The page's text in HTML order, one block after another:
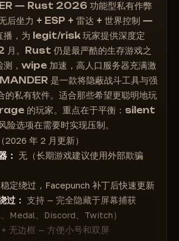
性化平滑调节（高值 = legit）
瞄准骨骼选择：
伤害，高风险）
与隐蔽平衡）
靠且 legit）
较低，区域更大）
风险）— 完全移除后坐力（易检测）
垂直后坐力调整
散布减少（按原始值百分比）
头顶显示昵称
标的距离（米）
手中武器名称
亮非活跃玩家
— 仅可见目标（legit 玩法基础）
藏于 OBS/直播/录制
达 — 激活小地图
达 — 仅玩家（无物品）
尺寸调整（X/Y）：
宽度
— 高度
险）— 爬墙
（风险）— 模拟管理员（非常危险 →
— 增加近战范围
Weapon — 禁用武器动画
— 调整相机位置
机 — 相机距离尺寸
缩放比例距离
风险）— 自由视角（与身体分离）
— 换弹完成时信号
— 移除弓延迟
— 保证射击（无哑火）
息 — 腰带上的物品
移除视觉图层（开关按键）
穿墙查看（非法）
— Rust 2026 功能型私有作弊
后坐力 + ESP + 雷达 + 世界控制 —
播，为 legit/risk 玩家提供深度定
。Rust 仍是最严酷的生存游戏之
，wipe 加速，高人口服务器充满激
是一款将隐蔽战斗工具与强
的私有软件。适合那些希望更聪明地玩
rage 的玩家。重点在于平衡：silent
险选项在需要时实现压制。
2026 年 2 月更新）
： 无（长期游戏建议使用外部欺骗
定绕过，Facepunch 补丁后快速更新
过： 支持 — 完全隐藏于屏幕捕获
、Medal、Discord、Twitch）
无边框 — 方便小号和双屏